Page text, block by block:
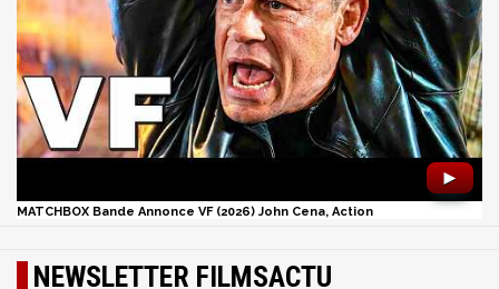
►
MATCHBOX Bande Annonce VF (2026) John Cena, Action
NEWSLETTER FILMSACTU